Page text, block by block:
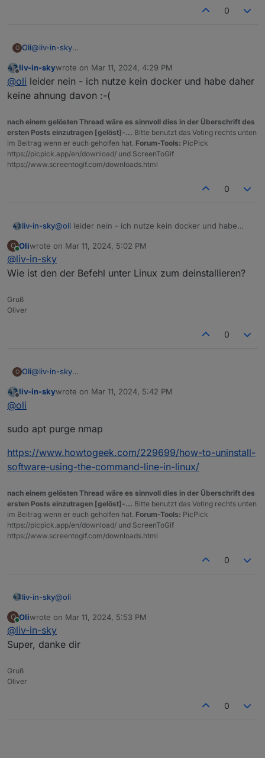
0
O Oli@liv-in-sky
läuft und gebe jetzt auf.
Kannst du mir sagen, wie ich NMAP wieder deinstallieren
kann?
Offline
liv-in-skywrote on Mar 11, 2024, 4:29 PM
last edited by
@oli leider nein - ich nutze kein docker und habe daher
keine ahnung davon :-(
nach einem gelösten Thread wäre es sinnvoll dies in der Überschrift des
ersten Posts einzutragen [gelöst]-... Bitte benutzt das Voting rechts unten
im Beitrag wenn er euch geholfen hat. Forum-Tools: PicPick
https://picpick.app/en/download/ und ScreenToGif
https://www.screentogif.com/downloads.html
0
liv-in-sky@oli leider nein - ich nutze kein docker und habe
O
Online
Oliwrote on Mar 11, 2024, 5:02 PM
last edited by
@liv-in-sky
Wie ist den der Befehl unter Linux zum deinstallieren?
Gruß
Oliver
0
O Oli@liv-in-sky
Offline
liv-in-skywrote on Mar 11, 2024, 5:42 PM
last edited by
@oli
sudo apt purge nmap
https://www.howtogeek.com/229699/how-to-uninstall-
software-using-the-command-line-in-linux/
nach einem gelösten Thread wäre es sinnvoll dies in der Überschrift des
ersten Posts einzutragen [gelöst]-... Bitte benutzt das Voting rechts unten
im Beitrag wenn er euch geholfen hat. Forum-Tools: PicPick
https://picpick.app/en/download/ und ScreenToGif
https://www.screentogif.com/downloads.html
0
liv-in-sky@oli
sudo apt purge nmap
https://www.howtogeek.com/229699/how-to-
O
Online
Oliwrote on Mar 11, 2024, 5:53 PM
last edited by
@liv-in-sky
Super, danke dir
Gruß
Oliver
0